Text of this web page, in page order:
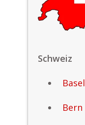
Schweiz
Basel
Bern